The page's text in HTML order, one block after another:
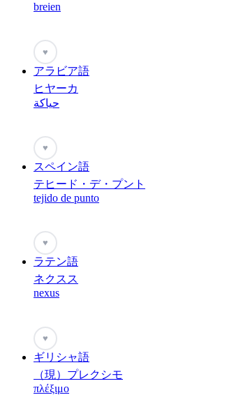
breien
♥
アラビア語
ヒヤーカ
حياكة
♥
スペイン語
テヒード・デ・プント
tejido de punto
♥
ラテン語
ネクスス
nexus
♥
ギリシャ語
（現）プレクシモ
πλέξιμο